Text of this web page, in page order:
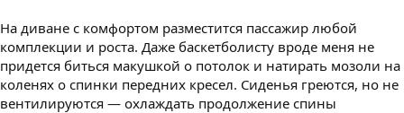
На диване с комфортом разместится пассажир любой
комплекции и роста. Даже баскетболисту вроде меня не
придется биться макушкой о потолок и натирать мозоли на
коленях о спинки передних кресел. Сиденья греются, но не
вентилируются — охлаждать продолжение спины